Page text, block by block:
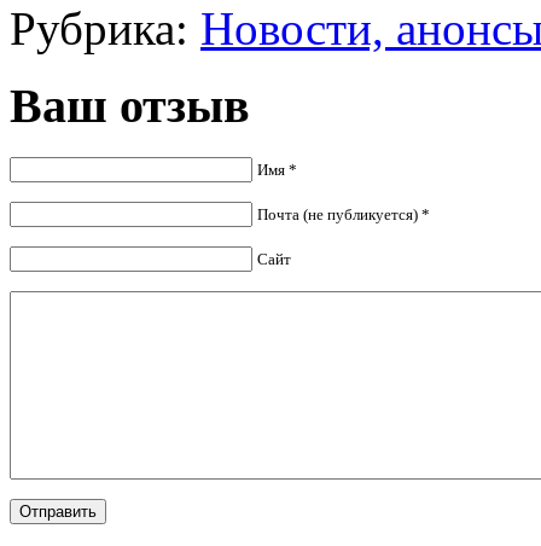
Рубрика: Новости,
Ваш отзыв
Имя *
Почта (не публикуется) *
Сайт